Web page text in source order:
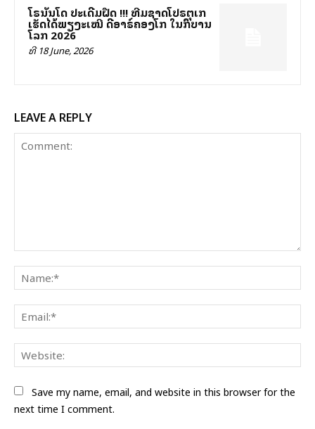
ໂຣນັນໂດ ປະເດີມຝືດ !!! ທີມຊາດໂປຣຕຸເກສ
ເຮັດໄດ້ພຽງສະເໝີ ດີອາຣ໌ຄອງໂກ ໃນສຶກບານ
ໂລກ 2026
ທີ 18 June, 2026
LEAVE A REPLY
Save my name, email, and website in this browser for the
next time I comment.